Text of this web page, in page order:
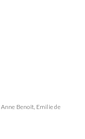
Anne Benoît, Emilie de